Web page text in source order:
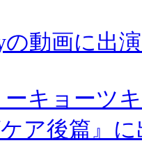
の動画に出
ーキョーツ
ケア後篇』